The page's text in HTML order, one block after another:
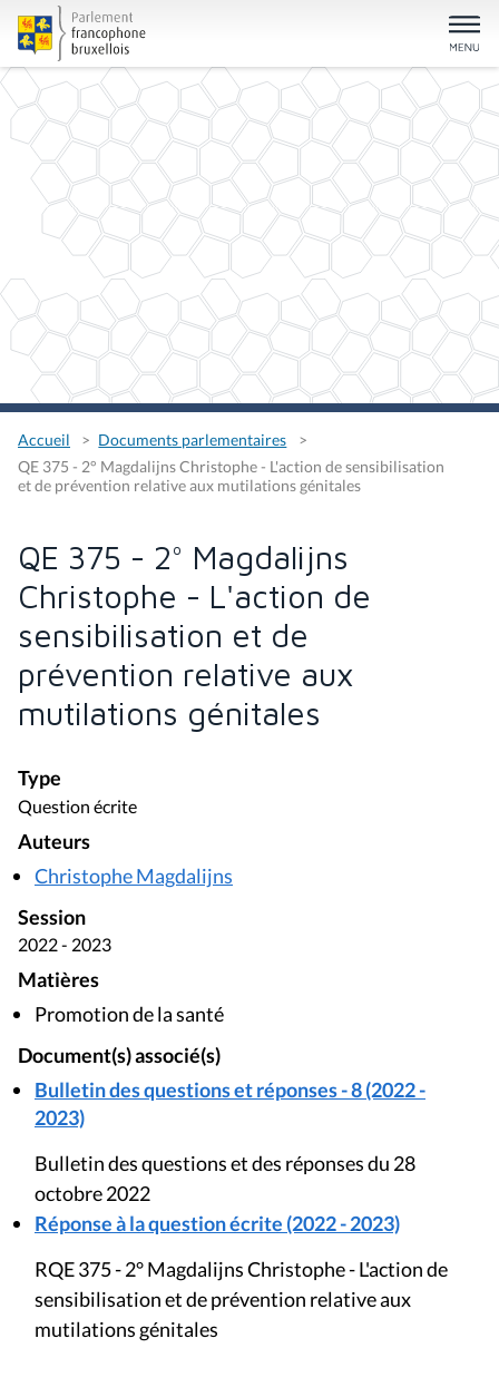
Accueil
Documents parlementaires
QE 375 - 2° Magdalijns Christophe - L'action de sensibilisation
et de prévention relative aux mutilations génitales
QE 375 - 2° Magdalijns
Christophe - L'action de
sensibilisation et de
prévention relative aux
mutilations génitales
Type
Question écrite
Auteurs
Christophe Magdalijns
Session
2022 - 2023
Matières
Promotion de la santé
Document(s) associé(s)
Bulletin des questions et réponses - 8 (2022 -
2023)
Bulletin des questions et des réponses du 28
octobre 2022
Réponse à la question écrite (2022 - 2023)
RQE 375 - 2° Magdalijns Christophe - L'action de
sensibilisation et de prévention relative aux
mutilations génitales